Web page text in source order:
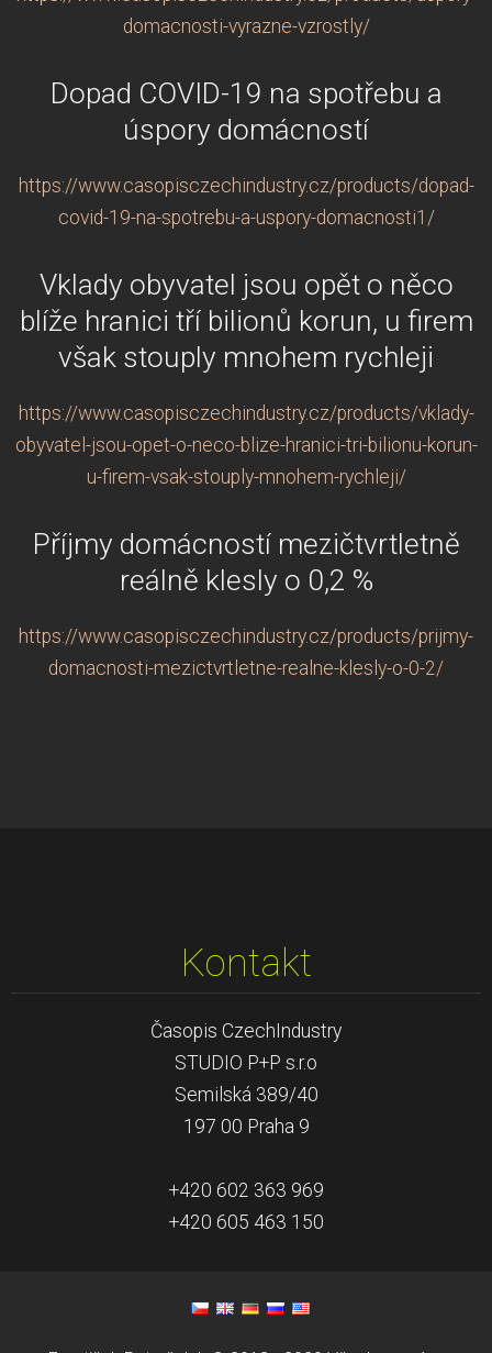
domacnosti-vyrazne-vzrostly/
Dopad COVID-19 na spotřebu a
úspory domácností
https://www.casopisczechindustry.cz/products/dopad-
covid-19-na-spotrebu-a-uspory-domacnosti1/
Vklady obyvatel jsou opět o něco
blíže hranici tří bilionů korun, u firem
však stouply mnohem rychleji
https://www.casopisczechindustry.cz/products/vklady-
obyvatel-jsou-opet-o-neco-blize-hranici-tri-bilionu-korun-
u-firem-vsak-stouply-mnohem-rychleji/
Příjmy domácností mezičtvrtletně
reálně klesly o 0,2 %
https://www.casopisczechindustry.cz/products/prijmy-
domacnosti-mezictvrtletne-realne-klesly-o-0-2/
Kontakt
Časopis CzechIndustry
STUDIO P+P s.r.o
Semilská 389/40
197 00 Praha 9
+420 602 363 969
+420 605 463 150